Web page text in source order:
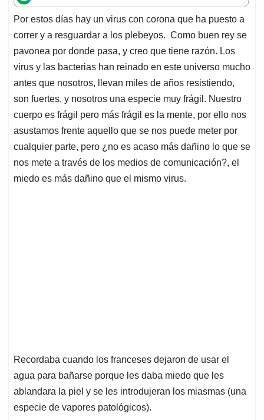
t
s
A
p
p
e
b
o
o
k
k
e
d
I
n
i
l
e
a
d
s
Por estos días hay un virus con corona que ha puesto a
correr y a resguardar a los plebeyos. Como buen rey se
pavonea por donde pasa, y creo que tiene razón. Los
virus y las bacterias han reinado en este universo mucho
antes que nosotros, llevan miles de años resistiendo,
son fuertes, y nosotros una especie muy frágil. Nuestro
cuerpo es frágil pero más frágil es la mente, por ello nos
asustamos frente aquello que se nos puede meter por
cualquier parte, pero ¿no es acaso más dañino lo que se
nos mete a través de los medios de comunicación?, el
miedo es más dañino que el mismo virus.
Recordaba cuando los franceses dejaron de usar el
agua para bañarse porque les daba miedo que les
ablandara la piel y se les introdujeran los miasmas (una
especie de vapores patológicos).